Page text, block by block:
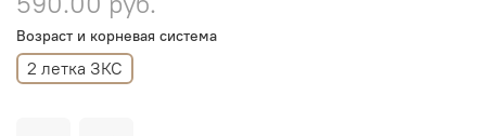
Возраст и корневая система
2 летка ЗКС